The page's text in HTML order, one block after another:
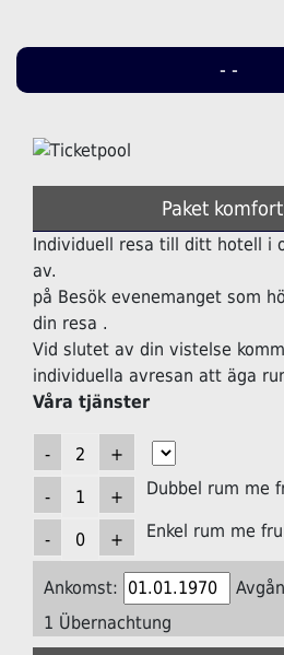
- -
Paket
Individuell resa till ditt hotell i
av.
på Besök evenemanget som
din resa .
Vid slutet av din vistelse
individuella avresan att äga
Våra tjänster
Dubbel rum me
Enkel rum me
Ankomst:
1 Übernachtung